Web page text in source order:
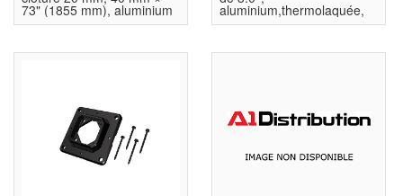
73" (1855 mm), aluminium
6063-T6, FW1775,
aluminium,thermolaquée,
noire, JNK7070